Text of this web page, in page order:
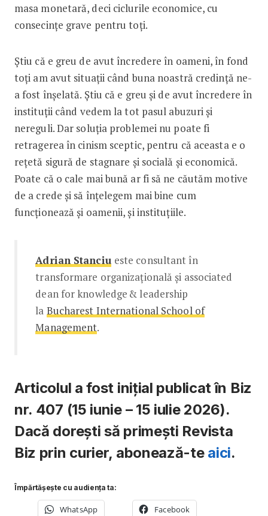
masa monetară, deci ciclurile economice, cu
consecințe grave pentru toți.
Știu că e greu de avut încredere în oameni, în fond
toți am avut situații când buna noastră credință ne-
a fost înșelată. Știu că e greu și de avut încredere în
instituții când vedem la tot pasul abuzuri și
nereguli. Dar soluția problemei nu poate fi
retragerea în cinism sceptic, pentru că aceasta e o
rețetă sigură de stagnare și socială și economică.
Poate că o cale mai bună ar fi să ne căutăm motive
de a crede și să înțelegem mai bine cum
funcționează și oamenii, și instituțiile.
Adrian Stanciu este consultant în
transformare organizațională și associated
dean for knowledge & leadership
la Bucharest International School of
Management.
Articolul a fost inițial publicat în Biz
nr. 407 (15 iunie – 15 iulie 2026).
Dacă dorești să primești Revista
Biz prin curier, abonează-te aici.
Împărtășește cu audiența ta:
WhatsApp Facebook